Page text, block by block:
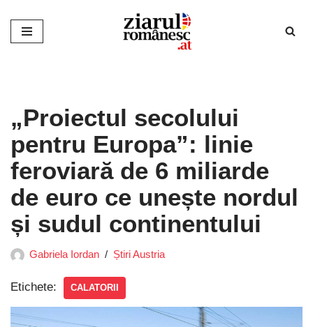
Sari
„Proiectul secolului
pentru Europa”: linie
feroviară de 6 miliarde
de euro ce unește nordul
și sudul continentului
Gabriela Iordan Știri Austria
Etichete: CALATORII